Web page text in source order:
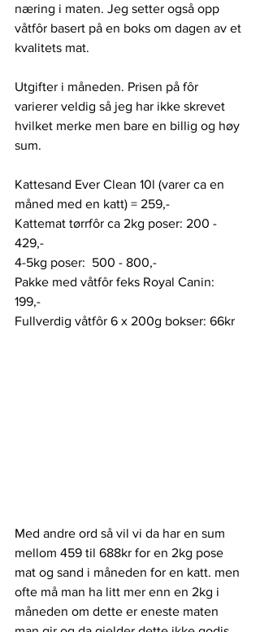
næring i maten. Jeg setter også opp
våtfôr basert på en boks om dagen av et
kvalitets mat.
Utgifter i måneden. Prisen på fôr
varierer veldig så jeg har ikke skrevet
hvilket merke men bare en billig og høy
sum.
Kattesand Ever Clean 10l (varer ca en
måned med en katt) = 259,-
Kattemat tørrfôr ca 2kg poser: 200 -
429,-
4-5kg poser:  500 - 800,-
Pakke med våtfôr feks Royal Canin:
199,-
Fullverdig våtfôr 6 x 200g bokser: 66kr
Med andre ord så vil vi da har en sum
mellom 459 til 688kr for en 2kg pose
mat og sand i måneden for en katt. men
ofte må man ha litt mer enn en 2kg i
måneden om dette er eneste maten